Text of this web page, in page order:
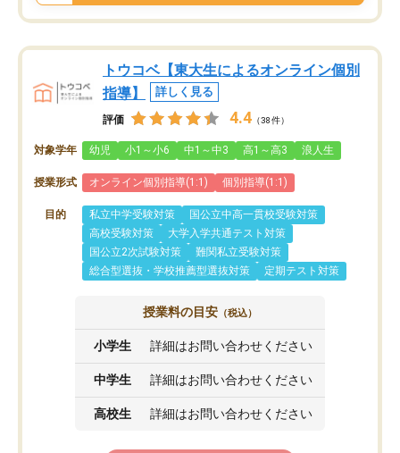
トウコベ【東大生によるオンライン個別
指導】
詳しく見る
評価 4.4 （38件）
対象学年 幼児 小1～小6 中1～中3 高1～高3 浪人生
授業形式 オンライン個別指導(1:1) 個別指導(1:1)
目的 私立中学受験対策
国公立中高一貫校受験対策
高校受験対策
大学入学共通テスト対策
国公立2次試験対策
難関私立受験対策
総合型選抜・学校推薦型選抜対策
定期テスト対策
授業料の目安 （税込）
小学生 詳細はお問い合わせください
中学生 詳細はお問い合わせください
高校生 詳細はお問い合わせください